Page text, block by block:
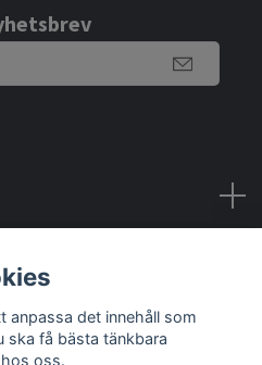
anpassa det innehåll som
få bästa tänkbara
oss.